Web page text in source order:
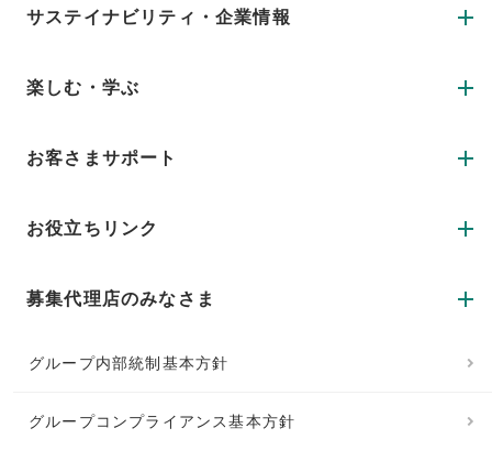
サステイナビリティ・企業情報
楽しむ・学ぶ
お客さまサポート
お役立ちリンク
募集代理店のみなさま
グループ内部統制基本方針
グループコンプライアンス基本方針